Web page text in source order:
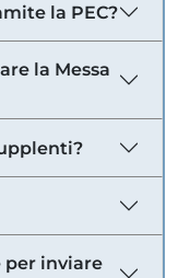
la PEC?
la Messa
per inviare